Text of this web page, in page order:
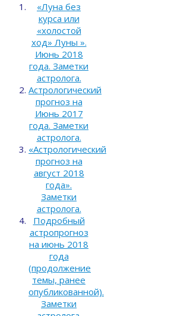
«Луна без
курса или
«холостой
ход» Луны ».
Июнь 2018
года. Заметки
астролога.
Астрологический
прогноз на
Июнь 2017
года. Заметки
астролога.
«Астрологический
прогноз на
август 2018
года».
Заметки
астролога.
Подробный
астропрогноз
на июнь 2018
года
(продолжение
темы, ранее
опубликованной).
Заметки